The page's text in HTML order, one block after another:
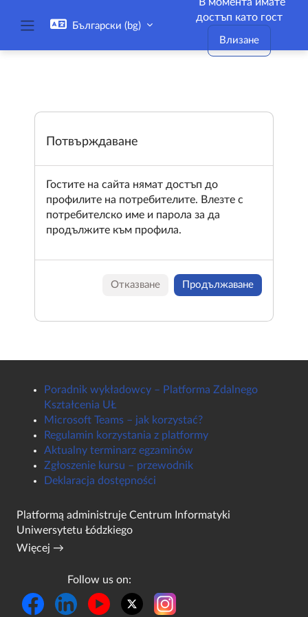
Български ‎(bg)‎
достъп като гост
Влизане
Потвърждаване
Гостите на сайта нямат достъп до
профилите на потребителите. Влезте с
потребителско име и парола за да
продължите към профила.
Отказване Продължаване
Poradnik wykładowcy – Platforma Zdalnego
Kształcenia UŁ
Microsoft Teams – jak korzystać?
Regulamin korzystania z platformy
Aktualny terminarz egzaminów
Zgłoszenie kursu – przewodnik
Deklaracja dostępności
Platformą administruje Centrum Informatyki
Uniwersytetu Łódzkiego
Więcej →
Follow us on: